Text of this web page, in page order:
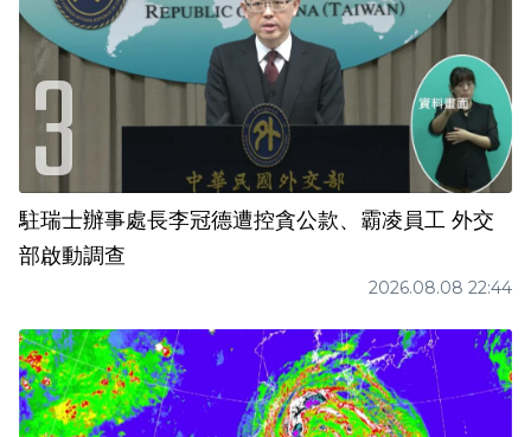
駐瑞士辦事處長李冠德遭控貪公款、霸凌員工 外交
部啟動調查
2026.08.08 22:44